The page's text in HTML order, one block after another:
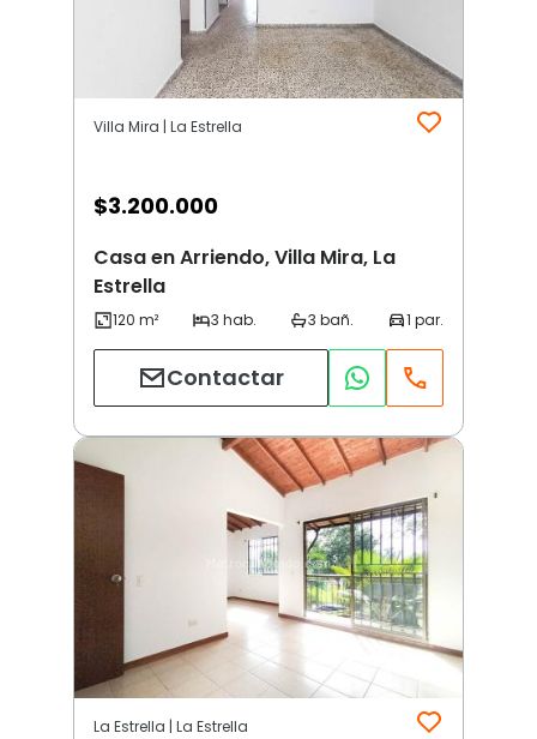
Villa Mira | La Estrella
$3.200.000
Casa en Arriendo, Villa Mira, La
Estrella
Contactar
La Estrella | La Estrella